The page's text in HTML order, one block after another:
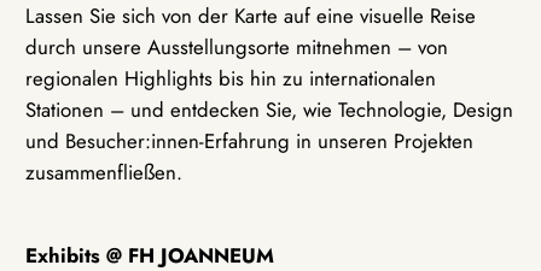
Lassen Sie sich von der Karte auf eine visuelle Reise
durch unsere Ausstellungsorte mitnehmen – von
regionalen Highlights bis hin zu internationalen
Stationen – und entdecken Sie, wie Technologie, Design
und Besucher:innen-Erfahrung in unseren Projekten
zusammenfließen.
Exhibits @ FH JOANNEUM